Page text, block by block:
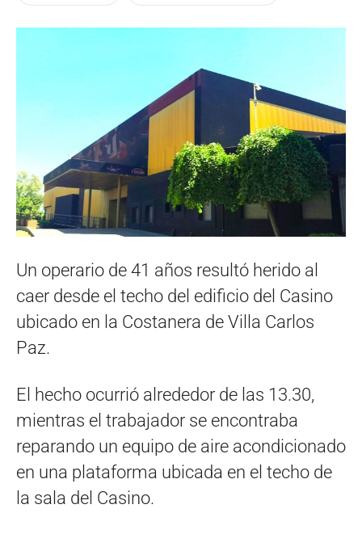
Un operario de 41 años resultó herido al
caer desde el techo del edificio del Casino
ubicado en la Costanera de Villa Carlos
Paz.
El hecho ocurrió alrededor de las 13.30,
mientras el trabajador se encontraba
reparando un equipo de aire acondicionado
en una plataforma ubicada en el techo de
la sala del Casino.